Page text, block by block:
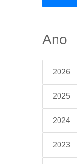
Ano
2026
2025
2024
2023